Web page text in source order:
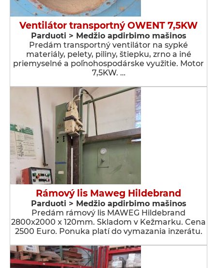
Ventilátor transportný OWENT 7,5KW
Parduoti > Medžio apdirbimo mašinos
Predám transportný ventilátor na sypké
materiály, pelety, piliny, štiepku, zrno a iné
priemyselné a poľnohospodárske využitie. Motor
7,5KW. …
Rámový lis Maweg Hildebrand
Parduoti > Medžio apdirbimo mašinos
Predám rámový lis MAWEG Hildebrand
2800x2000 x 120mm. Skladom v Kežmarku. Cena
2500 Euro. Ponuka platí do vymazania inzerátu.